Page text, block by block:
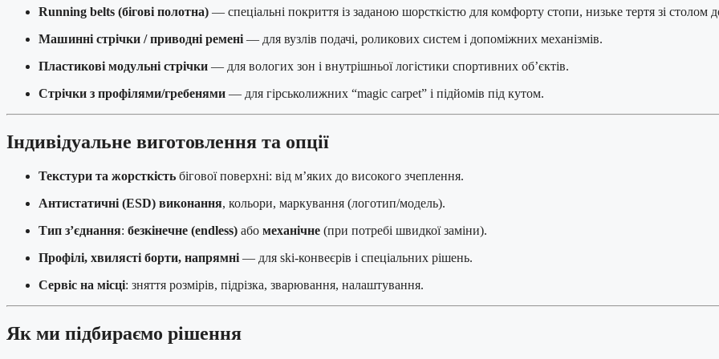
Running belts (бігові полотна) — спеціальні покриття із заданою шорсткістю для комфорту стопи, низьке тертя зі столом
Машинні стрічки / приводні ремені — для вузлів подачі, роликових систем і допоміжних механізмів.
Пластикові модульні стрічки — для вологих зон і внутрішньої логістики спортивних об’єктів.
Стрічки з профілями/гребенями — для гірськолижних “magic carpet” і підйомів під кутом.
Індивідуальне виготовлення та опції
Текстури та жорсткість бігової поверхні: від м’яких до високого зчеплення.
Антистатичні (ESD) виконання, кольори, маркування (логотип/модель).
Тип з’єднання: безкінечне (endless) або механічне (при потребі швидкої заміни).
Профілі, хвилясті борти, напрямні — для ski-конвеєрів і спеціальних рішень.
Сервіс на місці: зняття розмірів, підрізка, зварювання, налаштування.
Як ми підбираємо рішення